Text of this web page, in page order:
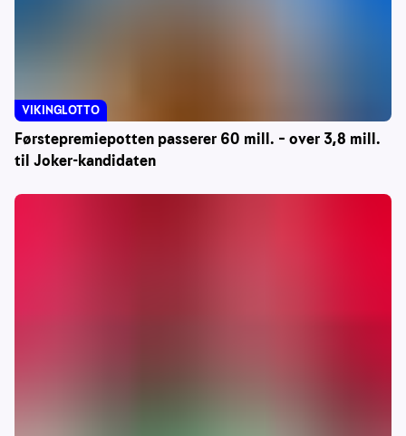
Førstepremiepotten passerer 60 mill. – over 3,8 mill.
til Joker-kandidaten
VIKINGLOTTO